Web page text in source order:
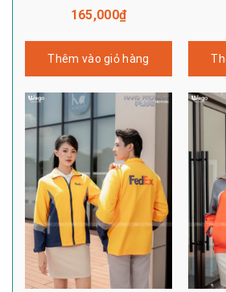
165,000₫
Thêm vào giỏ hàng